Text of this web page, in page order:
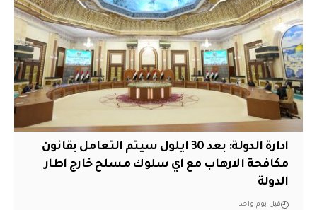
ادارة الدولة: بعد 30 ايلول سيتم التعامل بقانون
مكافحة الارهاب مع اي سلوك مسلح خارج اطار
الدولة
قبل يوم واحد